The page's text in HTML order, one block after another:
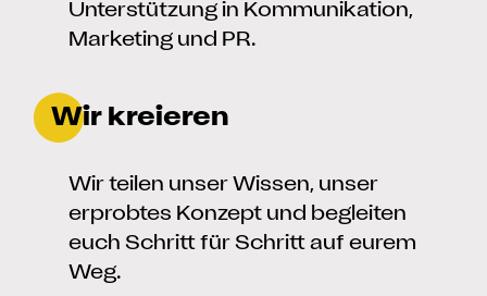
Unterstützung in Kommunikation,
Marketing und PR.
Wir kreieren
Wir teilen unser Wissen, unser
erprobtes Konzept und begleiten
euch Schritt für Schritt auf eurem
Weg.